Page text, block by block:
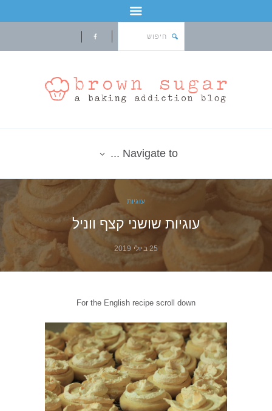
Navigate to ...
עוגיות
עוגיות שושני קצף ווניל
25 ביולי 2019
For the English recipe scroll down